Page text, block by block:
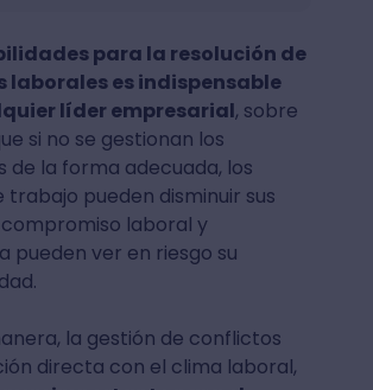
para la resolución de
laborales es indispensable
líder empresarial, sobre
si no se gestionan los
de la forma adecuada, los
trabajo pueden disminuir sus
compromiso laboral y
pueden ver en riesgo su
la gestión de conflictos
directa con el clima laboral,